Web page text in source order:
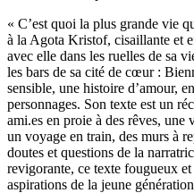
« C’est quoi la plus grande vie
à la Agota Kristof, cisaillante et
avec elle dans les ruelles de sa
les bars de sa cité de cœur :
sensible, une histoire d’amour,
personnages. Son texte est un
ami.es en proie à des rêves,
un voyage en train, des murs à
doutes et questions de la
revigorante, ce texte fougueux
aspirations de la jeune